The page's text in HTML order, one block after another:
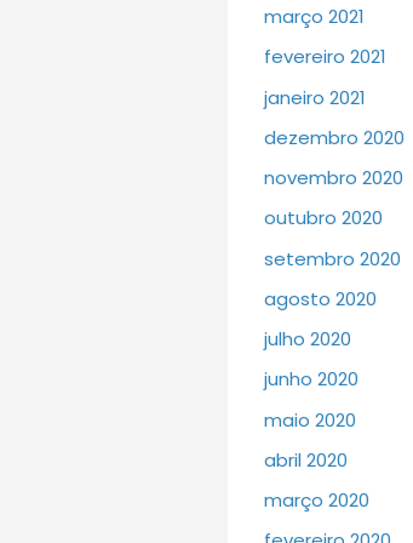
março 2021
fevereiro 2021
janeiro 2021
dezembro 2020
novembro 2020
outubro 2020
setembro 2020
agosto 2020
julho 2020
junho 2020
maio 2020
abril 2020
março 2020